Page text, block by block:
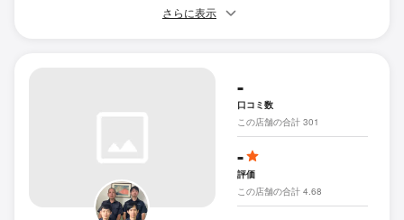
さらに表示
-
口コミ数
この店舗の合計 301
-
評価
この店舗の合計 4.68